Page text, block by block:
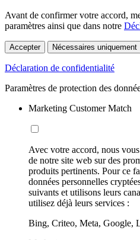
Avant de confirmer votre accord,
paramètres ainsi que dans notre
Accepter Nécessaires uniquement
Déclaration de confidentialité
Paramètres de protection des
Marketing Customer Match
Avec votre accord, nous
de notre site web sur des
produits pertinents. Pour ce
données personnelles
suivants et utilisons leurs
utilisez déjà leurs services :
Bing, Criteo, Meta, Google,